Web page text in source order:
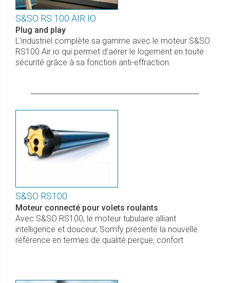
S&SO RS 100 AIR IO
Plug and play
L’industriel complète sa gamme avec le moteur S&SO
RS100 Air io qui permet d’aérer le logement en toute
sécurité grâce à sa fonction anti-effraction.
S&SO RS100
Moteur connecté pour volets roulants
Avec S&SO RS100, le moteur tubulaire alliant
intelligence et douceur, Somfy présente la nouvelle
référence en termes de qualité perçue, confort